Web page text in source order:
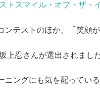
トスマイル・オブ・ザ・
ンテストのほか、「笑顔
上忍さんが選出されました
ングにも気を配っている